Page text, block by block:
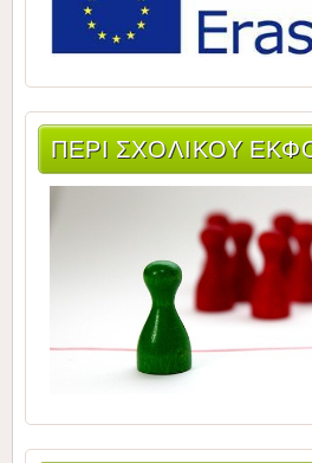
ΠΕΡΙ ΣΧΟΛΙΚΟΥ